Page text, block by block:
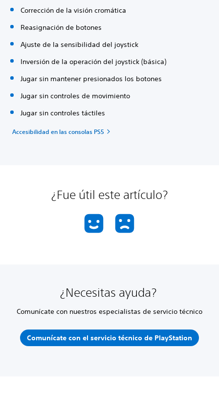
Corrección de la visión cromática
Reasignación de botones
Ajuste de la sensibilidad del joystick
Inversión de la operación del joystick (básica)
Jugar sin mantener presionados los botones
Jugar sin controles de movimiento
Jugar sin controles táctiles
Accesibilidad en las consolas PS5
¿Fue útil este artículo?
¿Necesitas ayuda?
Comunícate con nuestros especialistas de servicio técnico
Comunícate con el servicio técnico de PlayStation